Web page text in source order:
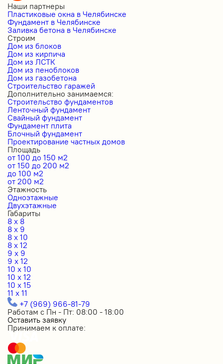
Наши партнеры
Пластиковые окна в Челябинске
Фундамент в Челябинске
Заливка бетона в Челябинске
Строим
Дом из блоков
Дом из кирпича
Дом из ЛСТК
Дом из пеноблоков
Дом из газобетона
Строительство гаражей
Дополнительно занимаемся:
Строительство фундаментов
Ленточный фундамент
Свайный фундамент
Фундамент плита
Блочный фундамент
Проектирование частных домов
Площадь
от 100 до 150 м2
от 150 до 200 м2
до 100 м2
от 200 м2
Этажность
Одноэтажные
Двухэтажные
Габариты
8 x 8
8 x 9
8 x 10
8 x 12
9 x 9
9 x 12
10 x 10
10 x 12
10 x 15
11 x 11
+7 (969) 966-81-79
Работам с Пн - Пт: 08:00 - 18:00
Оставить заявку
Принимаем к оплате: